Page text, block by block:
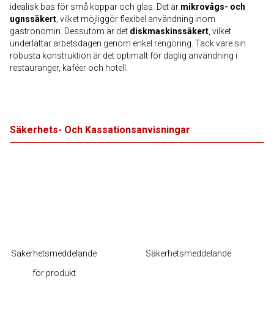
idealisk bas för små koppar och glas. Det är mikrovågs- och
ugnssäkert , vilket möjliggör flexibel användning inom
gastronomin. Dessutom är det diskmaskinssäkert , vilket
underlättar arbetsdagen genom enkel rengöring. Tack vare sin
robusta konstruktion är det optimalt för daglig användning i
restauranger, kaféer och hotell.
Säkerhets- Och Kassationsanvisningar
Säkerhetsmeddelande
för produkt
Säkerhetsmeddelande